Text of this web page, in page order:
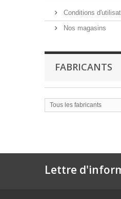
Conditions
Nos magasins
FABRICANTS
Tous les fabricants
Lettre